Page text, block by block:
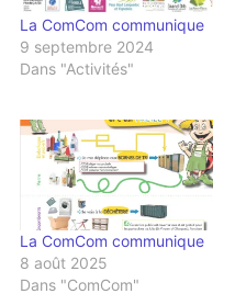
La ComCom communique
9 septembre 2024
Dans "Activités"
La ComCom communique
8 août 2025
Dans "ComCom"